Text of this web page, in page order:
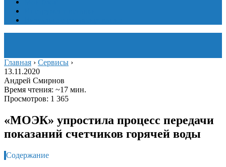
Главная › Сервисы ›
13.11.2020
Андрей Смирнов
Время чтения: ~17 мин.
Просмотров: 1 365
«МОЭК» упростила процесс передачи
показаний счетчиков горячей воды
Содержание